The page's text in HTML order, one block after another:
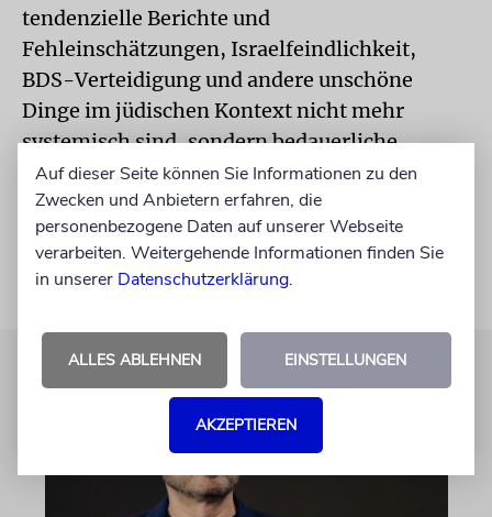
tendenzielle Berichte und
Fehleinschätzungen, Israelfeindlichkeit,
BDS-Verteidigung und andere unschöne
Dinge im jüdischen Kontext nicht mehr
systemisch sind, sondern bedauerliche
Fehltritte. Es bleibt zu hoffen, dass das kein
gut gemeinter Trugschluss ist.
Auf dieser Seite können Sie Informationen zu den
Zwecken und Anbietern erfahren, die
personenbezogene Daten auf unserer Webseite
verarbeiten. Weitergehende Informationen finden Sie
in unserer Datenschutzerklärung.
ALLES ABLEHNEN EINSTELLUNGEN
AKZEPTIEREN